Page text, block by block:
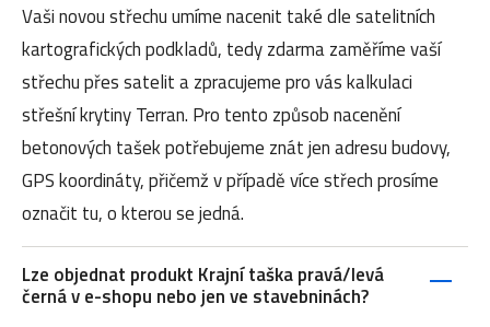
Vaši novou střechu umíme nacenit také dle satelitních
kartografických podkladů, tedy zdarma zaměříme vaší
střechu přes satelit a zpracujeme pro vás kalkulaci
střešní krytiny Terran. Pro tento způsob nacenění
betonových tašek potřebujeme znát jen adresu budovy,
GPS koordináty, přičemž v případě více střech prosíme
označit tu, o kterou se jedná.
Lze objednat produkt Krajní taška pravá/levá
černá v e-shopu nebo jen ve stavebninách?